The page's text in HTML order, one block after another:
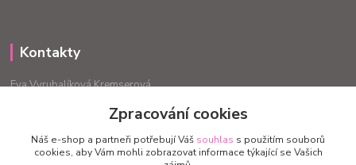
Kontakty
Eva Vyrubalíková Kremserová
info.radost@email.cz
Zpracování cookies
Náš e-shop a partneři potřebují Váš souhlas s použitím souborů
cookies, aby Vám mohli zobrazovat informace týkající se Vašich